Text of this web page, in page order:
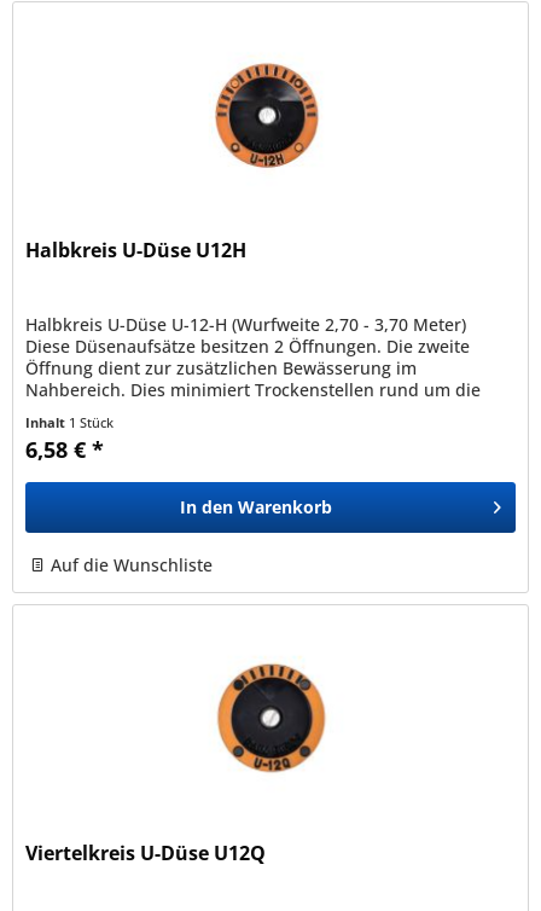
Halbkreis U-Düse U12H
Halbkreis U-Düse U-12-H (Wurfweite 2,70 - 3,70 Meter)
Diese Düsenaufsätze besitzen 2 Öffnungen. Die zweite
Öffnung dient zur zusätzlichen Bewässerung im
Nahbereich. Dies minimiert Trockenstellen rund um die
Inhalt 1 Stück
6,58 € *
In den Warenkorb
Auf die Wunschliste
Viertelkreis U-Düse U12Q